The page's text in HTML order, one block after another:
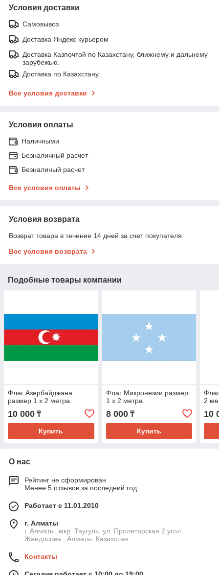
Условия доставки
Самовывоз
Доставка Яндекс курьером
Доставка Казпочтой по Казахстану, ближнему и дальнему
зарубежью.
Доставка по Казахстану.
Все условия доставки
Условия оплаты
Наличными
Безналичный расчет
Безналиный расчет
Все условия оплаты
Условия возврата
Возврат товара в течение 14 дней за счет покупателя
Все условия возврата
Подобные товары компании
Флаг Азербайджана
размер 1 х 2 метра.
10 000 ₸
Купить
Флаг Микронезии размер
1 х 2 метра.
8 000₸
Купить
2
10
О нас
Рейтинг не сформирован
Менее 5 отзывов за последний год
Работает с 11.01.2010
г. Алматы
г. Алматы. мкр. Таугуль. ул. Пролетарская 2 угол
Жандосова., Алматы, Казахстан
Контакты